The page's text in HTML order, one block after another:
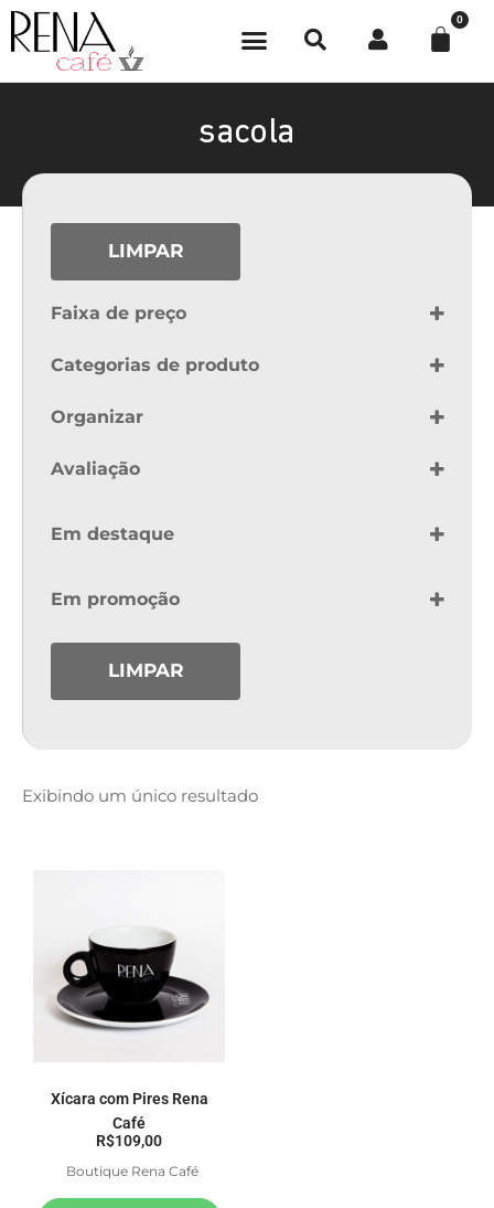
0
sacola
LIMPAR
Faixa de preço
Categorias de produto
Organizar
Avaliação
Em destaque
Em promoção
LIMPAR
Exibindo um único resultado
Xícara com Pires Rena
Café
R$109,00
Boutique Rena Café